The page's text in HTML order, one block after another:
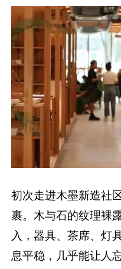
初次走进木墨新造社
裹。木与石的纹理裸
入，器具、茶席、灯
息平稳，几乎能让人